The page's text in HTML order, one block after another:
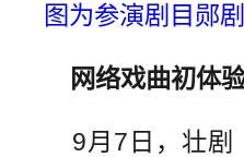
图为参演剧目郧
网络戏曲初体
9月7日，壮剧《